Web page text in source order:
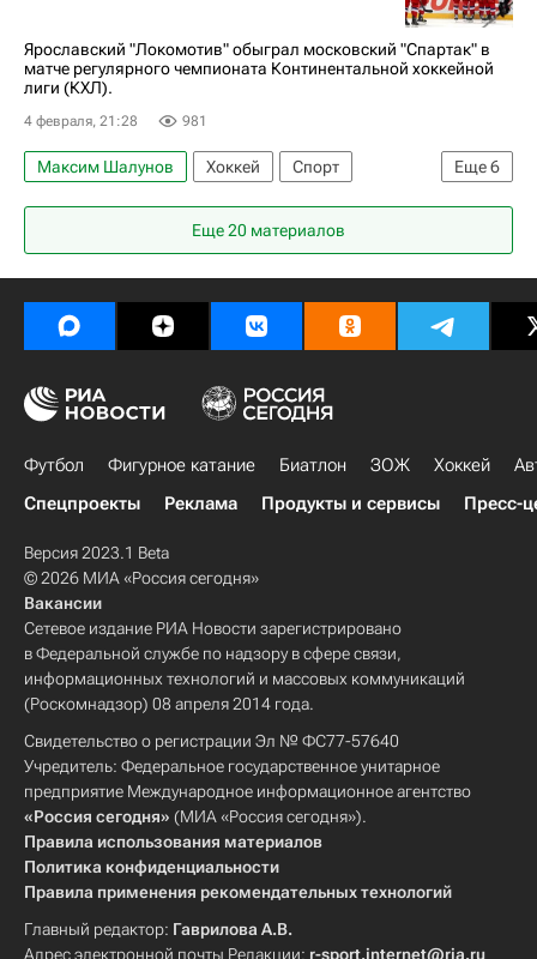
Ярославский "Локомотив" обыграл московский "Спартак" в
матче регулярного чемпионата Континентальной хоккейной
лиги (КХЛ).
4 февраля, 21:28 981
Еще6
Максим Шалунов Хоккей
Спорт
Ярославль
Санкт-Петербург
Артур Каюмов
Шанхайские драконы
КХЛ 2025-2026
Еще 20 материалов
Футбол Фигурное катание Биатлон ЗОЖ Хоккей
Спецпроекты
Реклама Продукты и сервисы Пресс-
Версия 2023.1 Beta
© 2026 МИА «Россия сегодня»
Вакансии
Сетевое издание РИА Новости зарегистрировано
в Федеральной службе по надзору в сфере связи,
информационных технологий и массовых коммуникаций
(Роскомнадзор) 08 апреля 2014 года.
Свидетельство о регистрации Эл № ФС77-57640
Учредитель: Федеральное государственное унитарное
предприятие Международное информационное агентство
«Россия сегодня» (МИА «Россия сегодня»).
Правила использования материалов
Политика конфиденциальности
Правила применения рекомендательных технологий
Главный редактор: Гаврилова А.В.
Адрес электронной почты Редакции: r-sport.internet@ria.ru